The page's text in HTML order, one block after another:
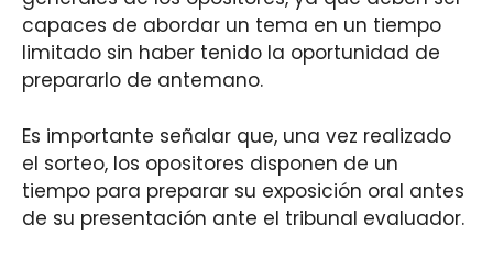
capaces de abordar un tema en un tiempo
limitado sin haber tenido la oportunidad de
prepararlo de antemano.
Es importante señalar que, una vez realizado
el sorteo, los opositores disponen de un
tiempo para preparar su exposición oral antes
de su presentación ante el tribunal evaluador.